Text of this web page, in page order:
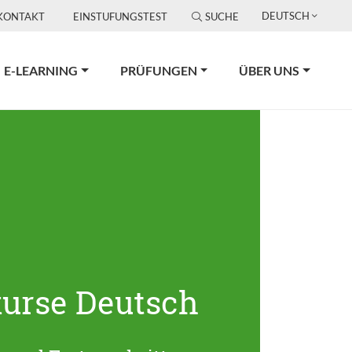
EINSTUFUNGSTEST SUCHE DEUTSCH
E-LEARNING PRÜFUNGEN ÜBER UNS
Deutsch